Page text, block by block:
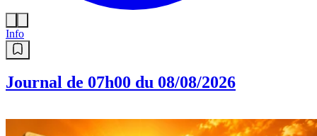
Info
Journal de 07h00 du 08/08/2026